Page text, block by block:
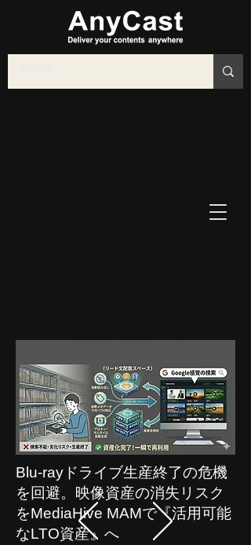
Blu-rayドライブ生産終了の危機
を回避。映像資産の消失リスク
をMediaHive MAMで『活用可能
なLTO資産』へ